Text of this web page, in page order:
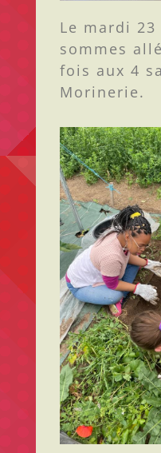
Le mardi
sommes
fois aux 4
Morinerie.